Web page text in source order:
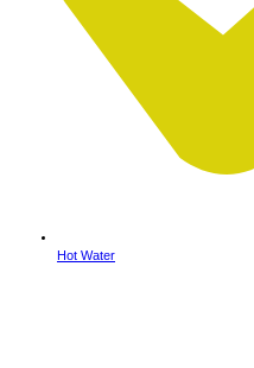
Hot Water